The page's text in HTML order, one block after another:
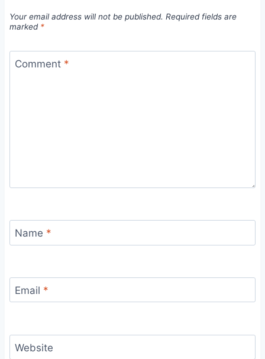
Your email address will not be published. Required fields are
marked *
Comment *
Name *
Email *
Website